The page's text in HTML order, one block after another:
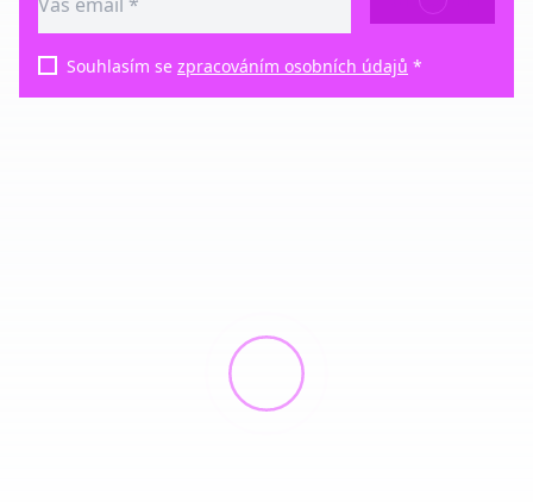
Souhlasím se zpracováním osobních údajů *